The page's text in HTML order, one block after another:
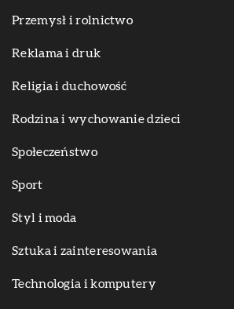
Przemysł i rolnictwo
Reklama i druk
Religia i duchowość
Rodzina i wychowanie dzieci
Społeczeństwo
Sport
Styl i moda
Sztuka i zainteresowania
Technologia i komputery